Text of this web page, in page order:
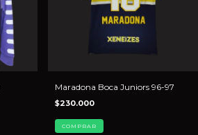
Maradona Boca Juniors 96-97
$230.000
COMPRAR